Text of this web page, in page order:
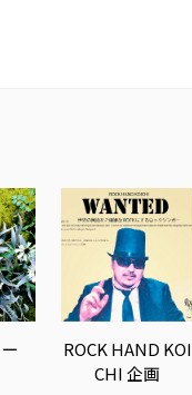
ROCK HAND KOI
CHI 企画